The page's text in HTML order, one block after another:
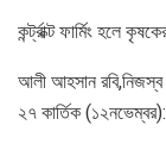
কর্ন্ট্রাক্ট ফার্মিং হলে
আলী আহসান রবি,নিজস্ব
২৭ কার্তিক (১২নভেম্বর):